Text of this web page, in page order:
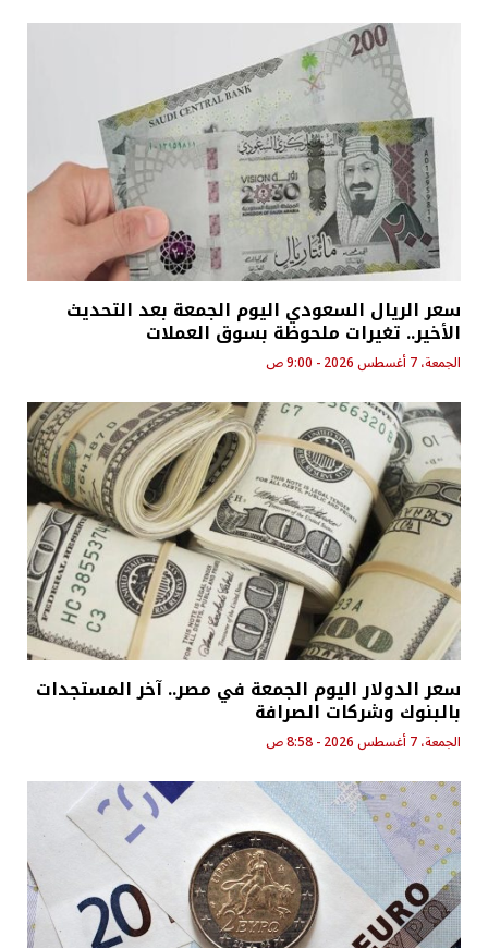
سعر الريال السعودي اليوم الجمعة بعد التحديث
الأخير.. تغيرات ملحوظة بسوق العملات
الجمعة، 7 أغسطس 2026 - 9:00 ص
سعر الدولار اليوم الجمعة في مصر.. آخر المستجدات
بالبنوك وشركات الصرافة
الجمعة، 7 أغسطس 2026 - 8:58 ص